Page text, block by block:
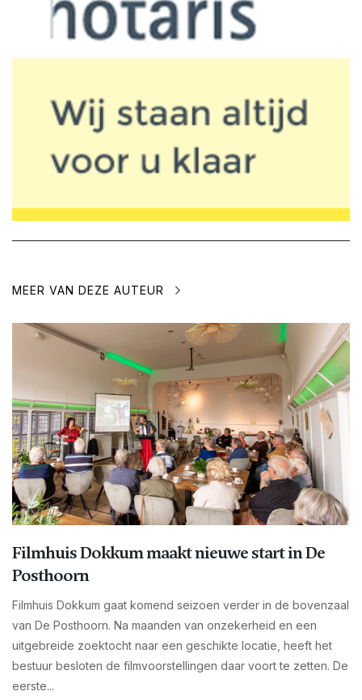
MEER VAN DEZE AUTEUR
Filmhuis Dokkum maakt nieuwe start in De
Posthoorn
Filmhuis Dokkum gaat komend seizoen verder in de bovenzaal
van De Posthoorn. Na maanden van onzekerheid en een
uitgebreide zoektocht naar een geschikte locatie, heeft het
bestuur besloten de filmvoorstellingen daar voort te zetten. De
eerste...